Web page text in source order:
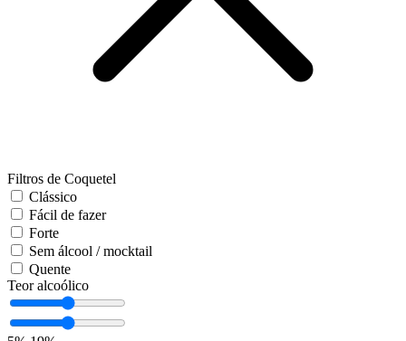
Filtros de Coquetel
Clássico
Fácil de fazer
Forte
Sem álcool / mocktail
Quente
Teor alcoólico